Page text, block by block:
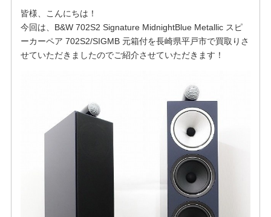
皆様、こんにちは！
今回は、B&W 702S2 Signature MidnightBlue Metallic スピ
ーカーペア 702S2/SIGMB 元箱付を長崎県平戸市で買取りさ
せていただきましたのでご紹介させていただきます！